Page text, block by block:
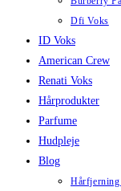
Dfi Voks
ID Voks
American Crew
Renati Voks
Hårprodukter
Parfume
Hudpleje
Blog
Hårfjerning